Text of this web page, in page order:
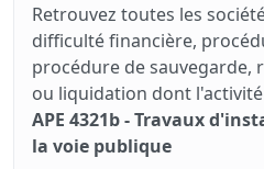
Retrouvez toutes les
difficulté financière,
procédure de sauvegarde,
ou liquidation dont
APE 4321b - Travaux
la voie publique